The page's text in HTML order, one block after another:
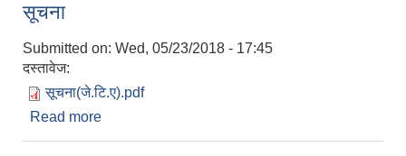
सूचना
Submitted on: Wed, 05/23/2018 - 17:45
दस्तावेज:
सूचना(जे.टि.ए).pdf
Read more